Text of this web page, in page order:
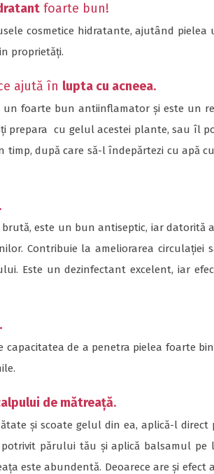
foarte bun!
cosmetice hidratante, ajutând pielea
proprietăți.
ajută în lupta cu acneea.
un foarte bun antiinflamator și este un
prepara cu gelul acestei plante, sau îl
timp, după care să-l îndepărtezi cu apă
brută, este un bun antiseptic, iar
Contribuie la ameliorarea
Este un dezinfectant excelent, iar
capacitatea de a penetra pielea foarte
de mătreață.
și scoate gelul din ea, aplică-l
părului tău și aplică balsamul pe
este abundentă. Deoarece are și efect